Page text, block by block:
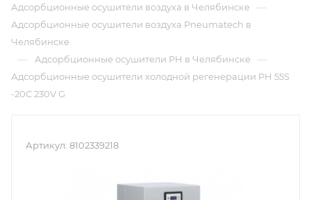
Адсорбционные осушители воздуха в Челябинске —
Адсорбционные осушители воздуха Pneumatech в
Челябинске
— Адсорбционные осушители PH в Челябинске —
Адсорбционные осушители холодной регенерации PH 55S
-20C 230V G
Артикул: 8102339218